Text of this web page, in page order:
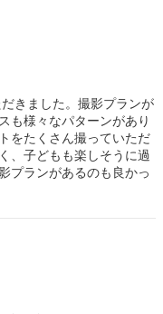
きました。撮影プランが
も様々なパターンがあり
をたくさん撮っていただ
、子どもも楽しそうに過
プランがあるのも良かっ